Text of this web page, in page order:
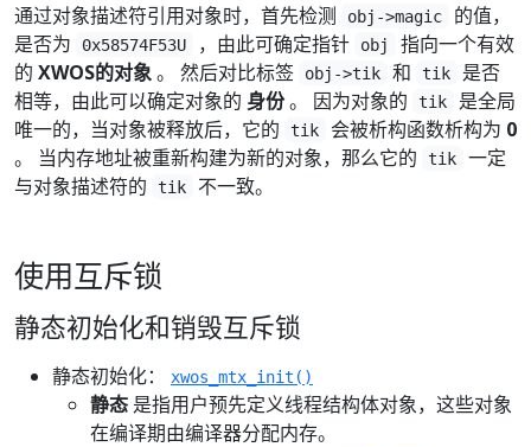
通过对象描述符引用对象时，首先检测 obj->magic
的值，
是否为
0x58574F53U ，由此可确定指针 obj
指向一个有效
的 XWOS的对象。 然后对比标签 obj->tik 和 tik
是否
相等，由此可以确定对象的 身份。 因为对象的 tik
是全局
唯一的，当对象被释放后，它的
tik 会被析构函数析构为 0
。 当内存地址被重新构建为新的对象，那么它的
tik
一定
与对象描述符的
tik 不一致。
使用互斥锁
静态初始化和销毁互斥锁
静态初始化： xwos_mtx_init()
静态 是指用户预先定义线程结构体对象，这些对象
在编译期由编译器分配内存。